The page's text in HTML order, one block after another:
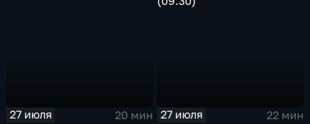
27 июля
20 мин
27 июля
22 мин